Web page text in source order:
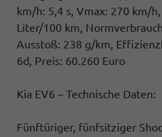
km/h: 5,4 s, Vmax: 270 km/
Liter/100 km,
Ausstoß: 238 g/km,
6d, Preis: 60.260 Euro
Kia EV6 – Technische Daten:
Fünftüriger, fünfsitziger